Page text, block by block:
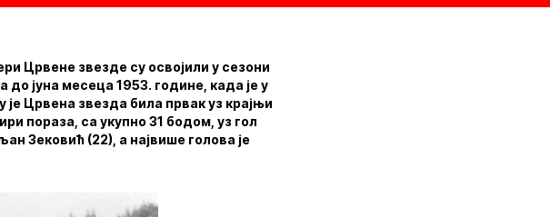
Црвене звезде су освојили у сезони
јуна месеца 1953. године, када је у
Црвена звезда била првак уз крајњи
пораза, са укупно 31 бодом, уз гол
Зековић (22), а највише голова је